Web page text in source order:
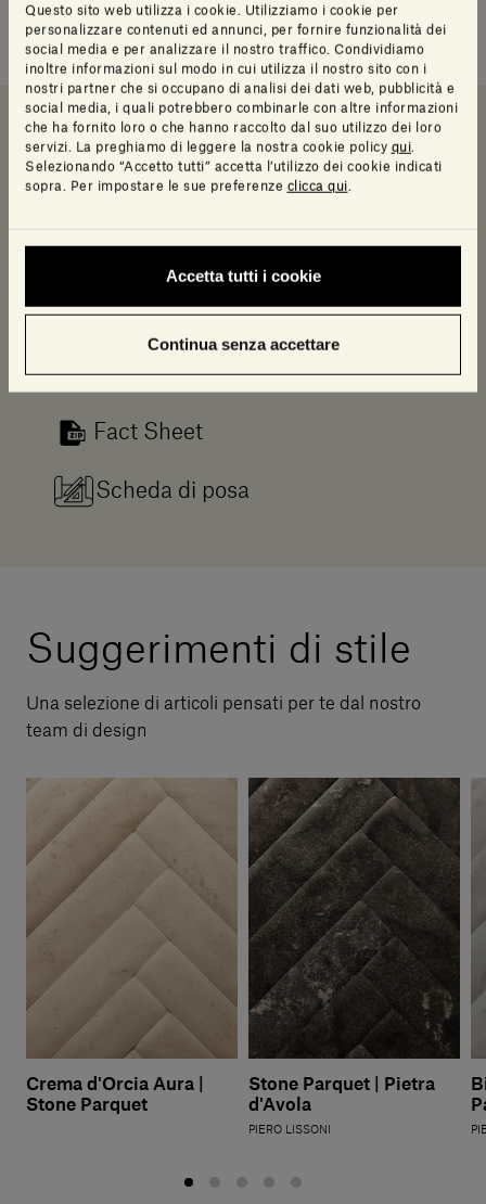
Questo sito web utilizza i cookie. Utilizziamo i cookie per
personalizzare contenuti ed annunci, per fornire funzionalità dei
social media e per analizzare il nostro traffico. Condividiamo
inoltre informazioni sul modo in cui utilizza il nostro sito con i
nostri partner che si occupano di analisi dei dati web, pubblicità e
social media, i quali potrebbero combinarle con altre informazioni
che ha fornito loro o che hanno raccolto dal suo utilizzo dei loro
servizi. La preghiamo di leggere la nostra cookie policy qui
Selezionando “Accetto tutti” accetta l’utilizzo dei cookie indicati
sopra. Per impostare le sue preferenze clicca qui
Accetta tutti i cookie
Continua senza accettare
DownloadsScheda e catalogoInfo prodotto
Downloads
Log in to access a range of useful resources
designed to help your planning.
Revit
Fact Sheet
Scheda di posa
Suggerimenti di stile
Una selezione di articoli pensati per te dal nostro
team di design
Crema d'Orcia Aura |
Stone Parquet
Stone Parquet | Pietra
d'Avola
PIERO LISSONI